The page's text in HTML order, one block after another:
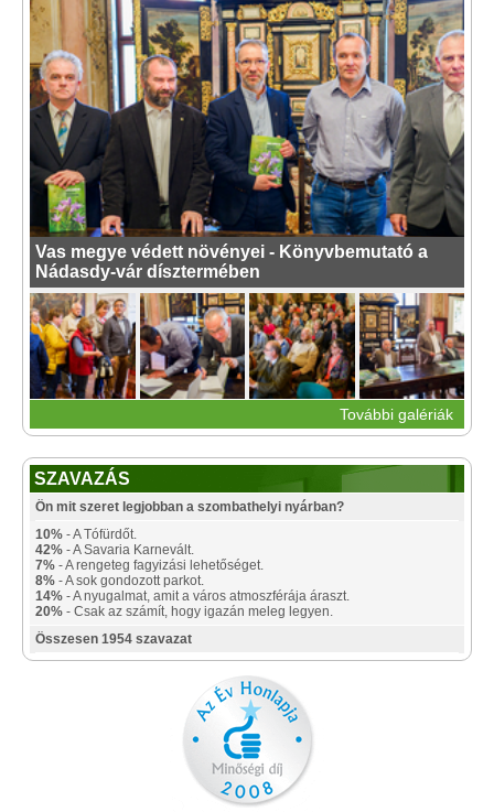
Vas megye védett növényei - Könyvbemutató a
Nádasdy-vár dísztermében
További galériák
SZAVAZÁS
Ön mit szeret legjobban a szombathelyi nyárban?
10% - A Tófürdőt.
42% - A Savaria Karnevált.
7% - A rengeteg fagyizási lehetőséget.
8% - A sok gondozott parkot.
14% - A nyugalmat, amit a város atmoszférája áraszt.
20% - Csak az számít, hogy igazán meleg legyen.
Összesen 1954 szavazat